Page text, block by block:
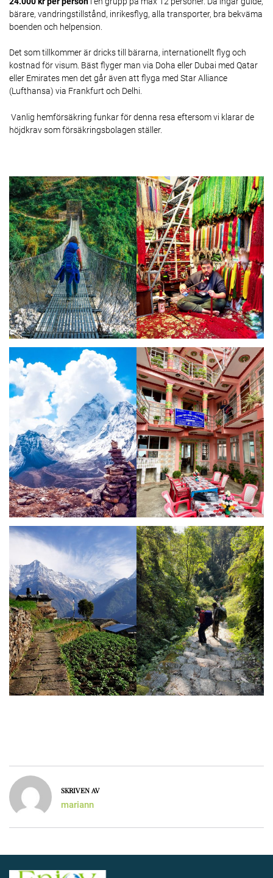
bärare, vandringstillstånd, inrikesflyg, alla transporter, bra bekväma
boenden och helpension.
Det som tillkommer är dricks till bärarna, internationellt flyg och
kostnad för visum. Bäst flyger man via Doha eller Dubai med Qatar
eller Emirates men det går även att flyga med Star Alliance
(Lufthansa) via Frankfurt och Delhi.
Vanlig hemförsäkring funkar för denna resa eftersom vi klarar de
höjdkrav som försäkringsbolagen ställer.
SKRIVEN AV
mariann